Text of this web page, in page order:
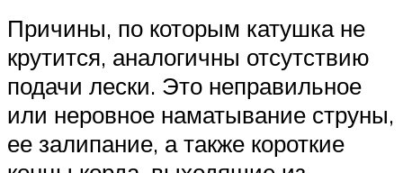
Причины, по которым катушка не
крутится, аналогичны отсутствию
подачи лески. Это неправильное
или неровное наматывание струны,
ее залипание, а также короткие